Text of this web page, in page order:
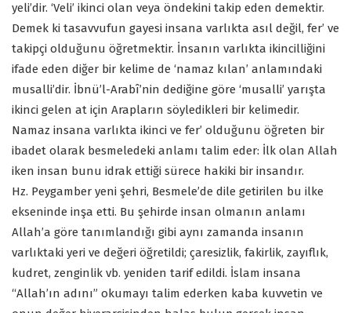
yeli’dir. ‘Veli’ ikinci olan veya öndekini takip eden demektir.
Demek ki tasavvufun gayesi insana varlıkta asıl değil, fer’ ve
takipçi olduğunu öğretmektir. İnsanın varlıkta ikincilliğini
ifade eden diğer bir kelime de ‘namaz kılan’ anlamındaki
musalli’dir. İbnü’l-Arabî’nin dediğine göre ‘musalli’ yarışta
ikinci gelen at için Arapların söyledikleri bir kelimedir.
Namaz insana varlıkta ikinci ve fer’ olduğunu öğreten bir
ibadet olarak besmeledeki anlamı talim eder: İlk olan Allah
iken insan bunu idrak ettiği sürece hakiki bir insandır.
Hz. Peygamber yeni şehri, Besmele’de dile getirilen bu ilke
ekseninde inşa etti. Bu şehirde insan olmanın anlamı
Allah’a göre tanımlandığı gibi aynı zamanda insanın
varlıktaki yeri ve değeri öğretildi; çaresizlik, fakirlik, zayıflık,
kudret, zenginlik vb. yeniden tarif edildi. İslam insana
“Allah’ın adını” okumayı talim ederken kaba kuvvetin ve